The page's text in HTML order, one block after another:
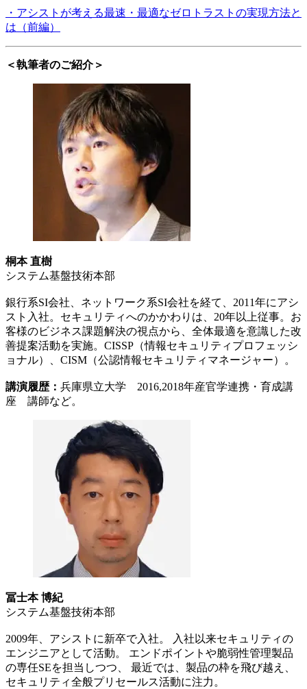
・アシストが考える最速・最適なゼロトラストの実現方法と
は（前編）
＜執筆者のご紹介＞
桐本 直樹
システム基盤技術本部
銀行系SI会社、ネットワーク系SI会社を経て、2011年にアシ
スト入社。セキュリティへのかかわりは、20年以上従事。お
客様のビジネス課題解決の視点から、全体最適を意識した改
善提案活動を実施。CISSP（情報セキュリティプロフェッシ
ョナル）、CISM（公認情報セキュリティマネージャー）。
講演履歴： 兵庫県立大学 2016,2018年産官学連携・育成講
座 講師など。
冨士本 博紀
システム基盤技術本部
2009年、アシストに新卒で入社。 入社以来セキュリティの
エンジニアとして活動。 エンドポイントや脆弱性管理製品
の専任SEを担当しつつ、 最近では、製品の枠を飛び越え、
セキュリティ全般プリセールス活動に注力。